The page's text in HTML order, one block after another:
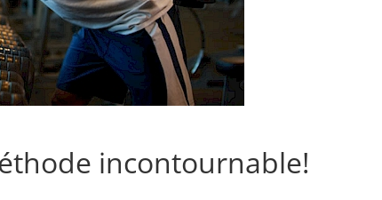
incontournable!